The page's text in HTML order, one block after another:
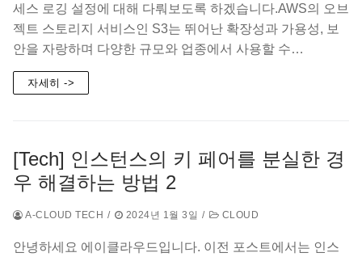
세스 로깅 설정에 대해 다뤄보도록 하겠습니다.AWS의 오브
젝트 스토리지 서비스인 S3는 뛰어난 확장성과 가용성, 보
안을 자랑하며 다양한 규모와 업종에서 사용할 수…
자세히 ->
[Tech] 인스턴스의 키 페어를 분실한 경
우 해결하는 방법 2
A-CLOUD TECH / 2024년 1월 3일 / CLOUD
안녕하세요 에이클라우드입니다. 이전 포스트에서는 인스